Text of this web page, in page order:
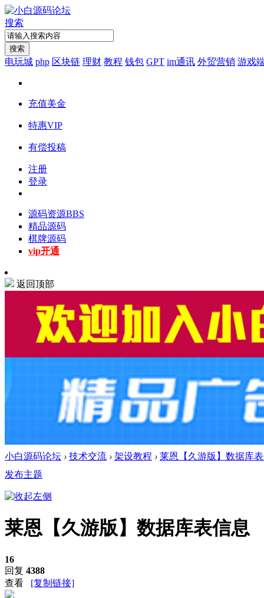
搜索
搜索
电玩城 php 区块链 理财 教程 钱包 GPT im通讯 外贸营销 游戏
充值美金
特惠VIP
有偿投稿
注册
登录
源码资源BBS
精品源码
棋牌源码
vip开通
返回顶部
小白源码论坛 › 技术交流 › 架设教程 › 莱恩【久游版】数据库
发布主题
莱恩【久游版】数据库表信息
16
回复 4388
查看
[复制链接]